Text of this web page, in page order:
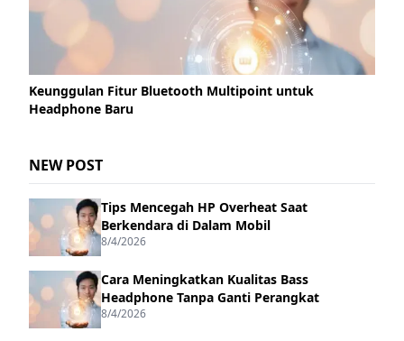
Keunggulan Fitur Bluetooth Multipoint untuk
Headphone Baru
NEW POST
Tips Mencegah HP Overheat Saat
Berkendara di Dalam Mobil
8/4/2026
Cara Meningkatkan Kualitas Bass
Headphone Tanpa Ganti Perangkat
8/4/2026